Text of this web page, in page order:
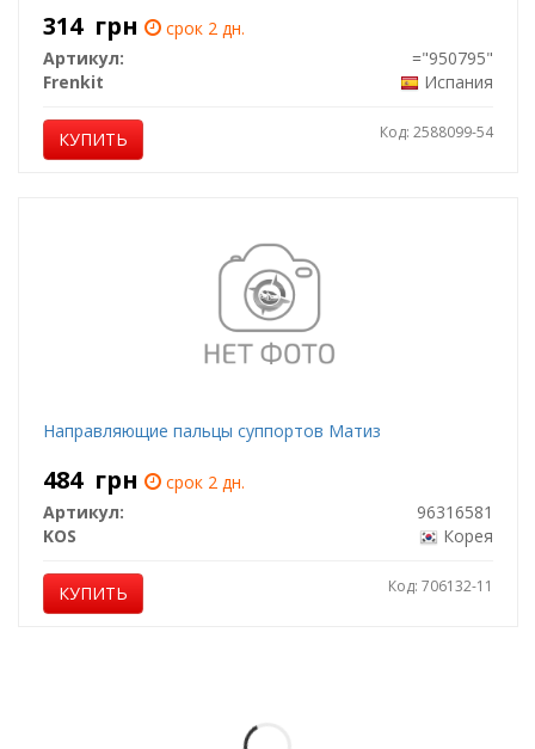
314 грн
срок 2 дн.
Артикул:
="950795"
Frenkit
Испания
КУПИТЬ Код: 2588099-54
Направляющие пальцы суппортов Матиз
484 грн
срок 2 дн.
Артикул:
96316581
KOS
Корея
КУПИТЬ Код: 706132-11